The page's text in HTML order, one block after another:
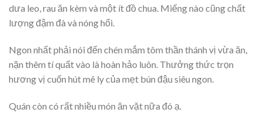
dưa leo, rau ăn kèm và một ít đồ chua. Miếng nào cũng chất
lượng đậm đà và nóng hổi.
Ngon nhất phải nói đến chén mắm tôm thần thánh vị vừa ăn,
nặn thêm tí quất vào là hoàn hảo luôn. Thưởng thức trọn
hương vị cuốn hút mê ly của mẹt bún đậu siêu ngon.
Quán còn có rất nhiều món ăn vặt nữa đó ạ.